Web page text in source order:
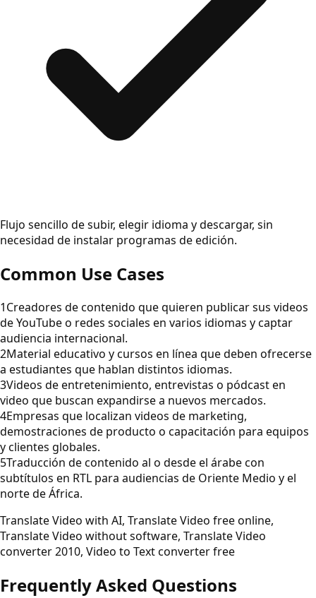
Flujo sencillo de subir, elegir idioma y descargar, sin
necesidad de instalar programas de edición.
Common Use Cases
1Creadores de contenido que quieren publicar sus videos
de YouTube o redes sociales en varios idiomas y captar
audiencia internacional.
2Material educativo y cursos en línea que deben ofrecerse
a estudiantes que hablan distintos idiomas.
3Videos de entretenimiento, entrevistas o pódcast en
video que buscan expandirse a nuevos mercados.
4Empresas que localizan videos de marketing,
demostraciones de producto o capacitación para equipos
y clientes globales.
5Traducción de contenido al o desde el árabe con
subtítulos en RTL para audiencias de Oriente Medio y el
norte de África.
Translate Video with AI, Translate Video free online,
Translate Video without software, Translate Video
converter 2010, Video to Text converter free
Frequently Asked Questions